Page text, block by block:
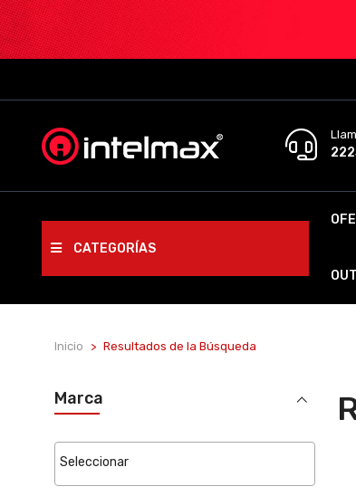
CATEGORÍAS
Inicio Resultados de la Búsqueda
Marca